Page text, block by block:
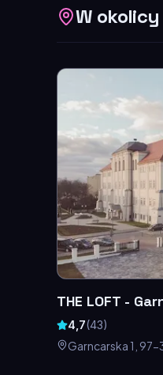
W okolicy
THE LOFT -
4,7(43)
Garncarska 1,